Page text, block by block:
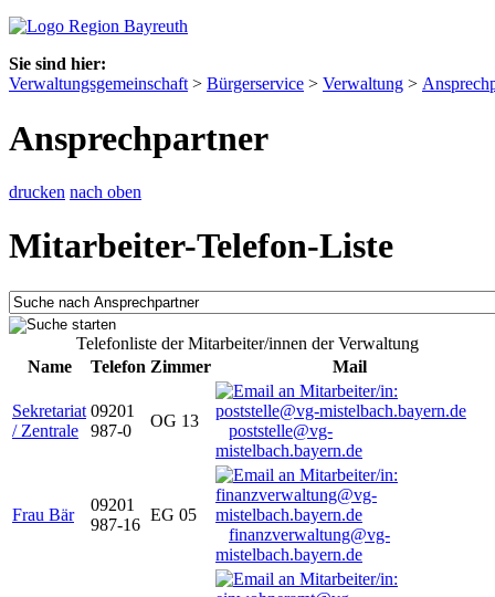
Sie sind hier:
Verwaltungsgemeinschaft > Bürgerservice > Verwaltung >
Ansprechpartner
drucken nach oben
Mitarbeiter-Telefon-Liste
Telefonliste der Mitarbeiter/innen der Verwaltung
Name
Telefon Zimmer Mail
Sekretariat
/ Zentrale
09201
987-0
OG 13
poststelle@vg-
mistelbach.bayern.de
Frau Bär
09201
987-16
EG 05
finanzverwaltung@vg-
mistelbach.bayern.de